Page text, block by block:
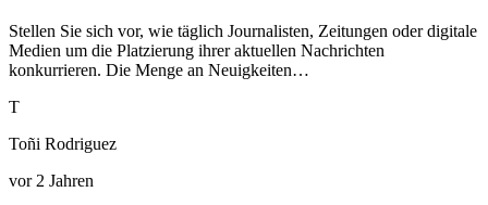
Stellen Sie sich vor, wie täglich Journalisten, Zeitungen oder digitale
Medien um die Platzierung ihrer aktuellen Nachrichten
konkurrieren. Die Menge an Neuigkeiten…
T
Toñi Rodriguez
vor 2 Jahren